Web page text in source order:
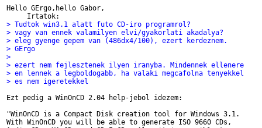
Hello GErgo,hello Gabor,
> Tudtok win3.1 alatt futo CD-iro programrol?
> vagy van ennek valamilyen elvi/gyakorlati akadalya?
> eleg gyenge gepem van (486dx4/100), ezert kerdeznem.
> GErgo
>
> ezert nem fejlesztenek ilyen iranyba. Mindennek ellenere
> en lennek a legboldogabb, ha valaki megcafolna tenyekkel
> es nem igeretekkel
Ezt pedig a WinOnCD 2.04 help-jebol idezem:
"WinOnCD is a Compact Disk creation tool for Windows 3.1.
With WinOnCD you will be able to generate ISO 9660 CDs,